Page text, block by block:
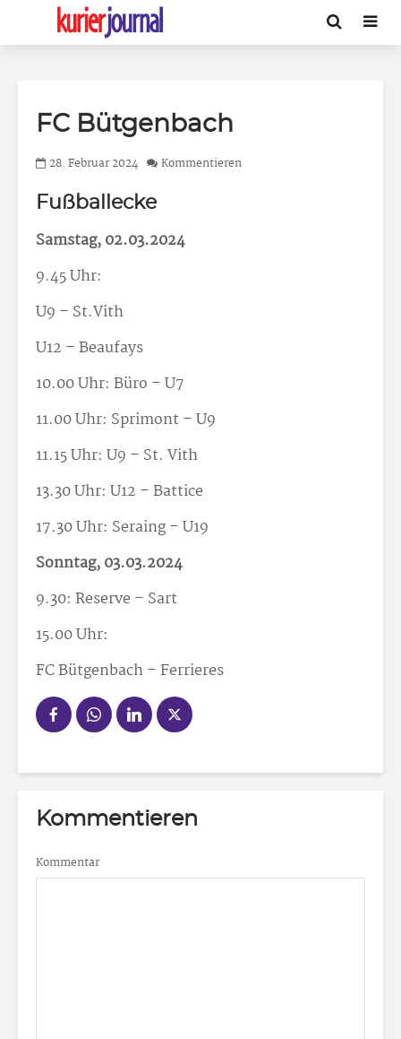
FC Bütgenbach
28. Februar 2024 Kommentieren
Fußballecke
Samstag, 02.03.2024
9.45 Uhr:
U9 – St.Vith
U12 – Beaufays
10.00 Uhr: Büro – U7
11.00 Uhr: Sprimont – U9
11.15 Uhr: U9 – St. Vith
13.30 Uhr: U12 – Battice
17.30 Uhr: Seraing – U19
Sonntag, 03.03.2024
9.30: Reserve – Sart
15.00 Uhr:
FC Bütgenbach – Ferrieres
Kommentieren
Kommentar